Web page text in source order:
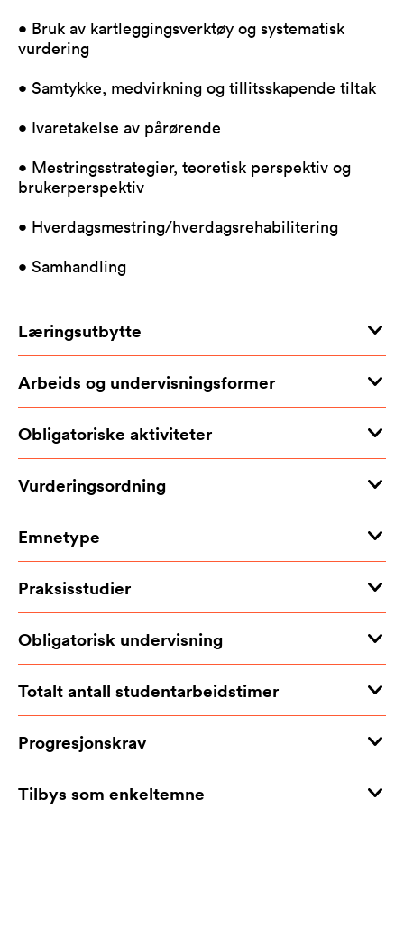
• Bruk av kartleggingsverktøy og systematisk
vurdering
• Samtykke, medvirkning og tillitsskapende tiltak
• Ivaretakelse av pårørende
• Mestringsstrategier, teoretisk perspektiv og
brukerperspektiv
• Hverdagsmestring/hverdagsrehabilitering
• Samhandling
Læringsutbytte
Arbeids og undervisningsformer
Obligatoriske aktiviteter
Vurderingsordning
Emnetype
Praksisstudier
Obligatorisk undervisning
Totalt antall studentarbeidstimer
Progresjonskrav
Tilbys som enkeltemne